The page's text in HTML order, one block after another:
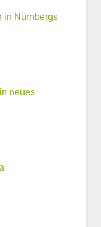
in Nürnbergs
neues